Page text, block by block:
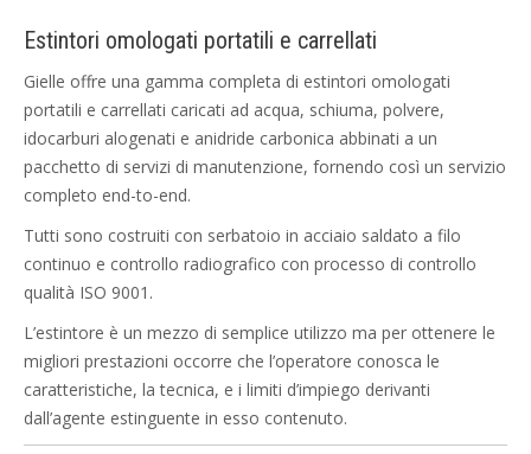
Estintori omologati portatili e carrellati
Gielle offre una gamma completa di estintori omologati
portatili e carrellati caricati ad acqua, schiuma, polvere,
idocarburi alogenati e anidride carbonica abbinati a un
pacchetto di servizi di manutenzione, fornendo così un servizio
completo end-to-end.
Tutti sono costruiti con serbatoio in acciaio saldato a filo
continuo e controllo radiografico con processo di controllo
qualità ISO 9001.
L’estintore è un mezzo di semplice utilizzo ma per ottenere le
migliori prestazioni occorre che l’operatore conosca le
caratteristiche, la tecnica, e i limiti d’impiego derivanti
dall’agente estinguente in esso contenuto.